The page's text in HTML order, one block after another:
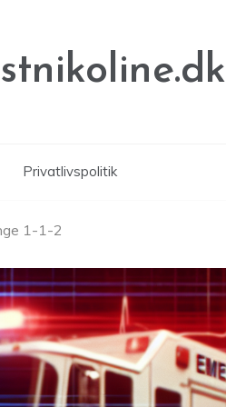
Privatlivspolitik
1-1-2